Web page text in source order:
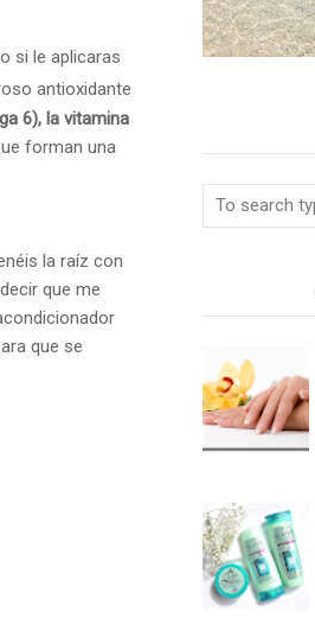
si le aplicaras
antioxidante
6), la vitamina
forman una
la raíz con
que me
que se